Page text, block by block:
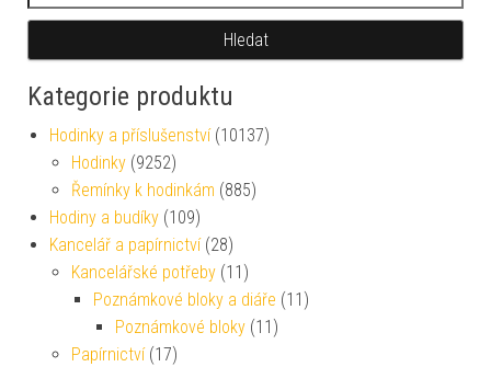
Hledat
Kategorie produktu
Hodinky a příslušenství (10137)
Hodinky (9252)
Řemínky k hodinkám (885)
Hodiny a budíky (109)
Kancelář a papírnictví (28)
Kancelářské potřeby (11)
Poznámkové bloky a diáře (11)
Poznámkové bloky (11)
Papírnictví (17)